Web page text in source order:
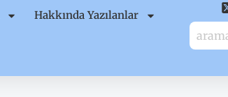
Hakkında Yazılanlar